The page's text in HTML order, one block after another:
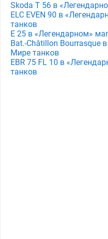
Skoda T 56 в
ELC EVEN 90 в
танков
Е 25 в «Легендарном»
Bat.-Châtillon Bourrasque
Мире танков
EBR 75 FL 10 в
танков